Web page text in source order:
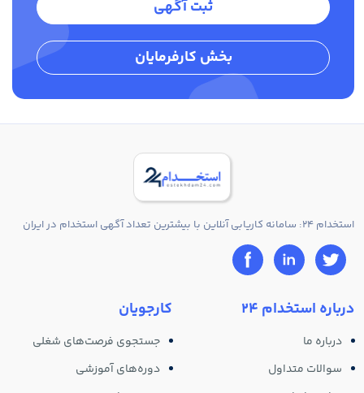
ثبت آگهی
بخش کارفرمایان
استخدام 24: سامانه کاریابی آنلاین با بیشترین تعداد آگهی استخدام در ایران
درباره استخدام 24
درباره ما
سوالات متداول
کارجویان
جستجوی فرصت‌های شغلی
دوره‌های آموزشی